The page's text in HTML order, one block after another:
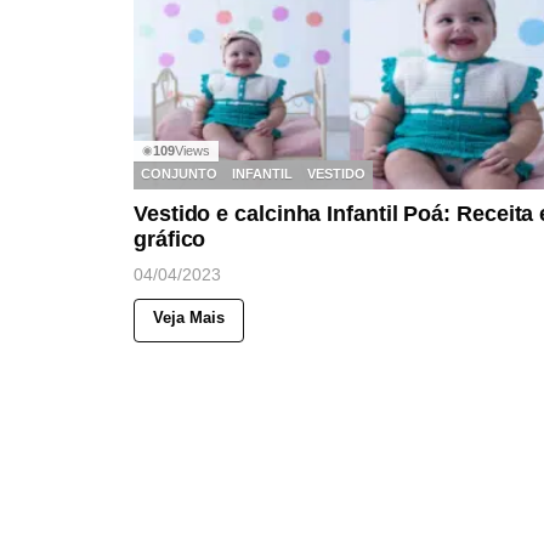
◉109Views
CONJUNTO
INFANTIL VESTIDO
Vestido e calcinha Infantil Poá: Receita
gráfico
04/04/2023
Veja Mais